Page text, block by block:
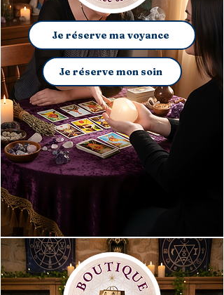
Je réserve ma voyance
Je réserve mon soin